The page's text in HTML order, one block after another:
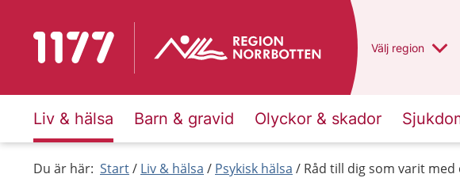
Till startsidan för 1177 Du har valt region
Välj en annan
region
Liv & hälsa Barn & gravid Olyckor & skador
Du är här: Start Liv & hälsa Psykisk hälsa Råd till dig som varit